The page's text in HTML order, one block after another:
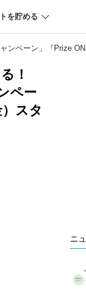
を貯める
ンペーン」『Prize
！
ペー
スタ
ニ